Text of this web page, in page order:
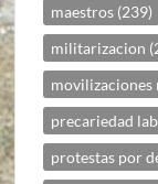
maestros (239)
militarizacion
movilizaciones
precariedad
protestas por